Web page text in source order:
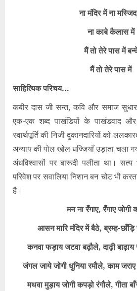
ना मंदिर में ना
ना काबे कैलास में
मैं तो तेरे पास में
मैं तो तेरे पास में
साहित्यिक परिचय…
कबीर दास जी सन्त, कवि और समाज
एक-एक शब्द पाखंडियों के पाखंडवाद
स्वार्थपूर्ति की निजी दुकानदारियों को
अन्याय की पोल खोल धज्जियाँ उड़ाता चला
अंधविश्वासों पर बारूदी पलीता था।
परिवेश पर सवालिया निशान बन चोट भी
है।
मन ना रँगाए,रँगाए जोगी
आसन मारि मंदिर में बैठे,ब्रम्ह-
कनवा फड़ाय जटवा बढ़ौले,दाढ़ी
जंगल जाये जोगी धुनिया रमौले,काम
मथवा मुड़ाय जोगी कपड़ो रंगौले,गीता